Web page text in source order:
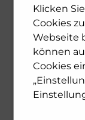
Dezember
November
Oktober 2025
Juli 2025
Juni 2025
April 2025
Feber 2025
Jänner 2025
Klicken
Cookies
Webseite
können
Cookies